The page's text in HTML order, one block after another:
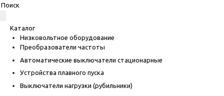
Каталог
Низковольтное оборудование
Преобразователи частоты
Автоматические выключатели стационарные
Устройства плавного пуска
Выключатели нагрузки (рубильники)